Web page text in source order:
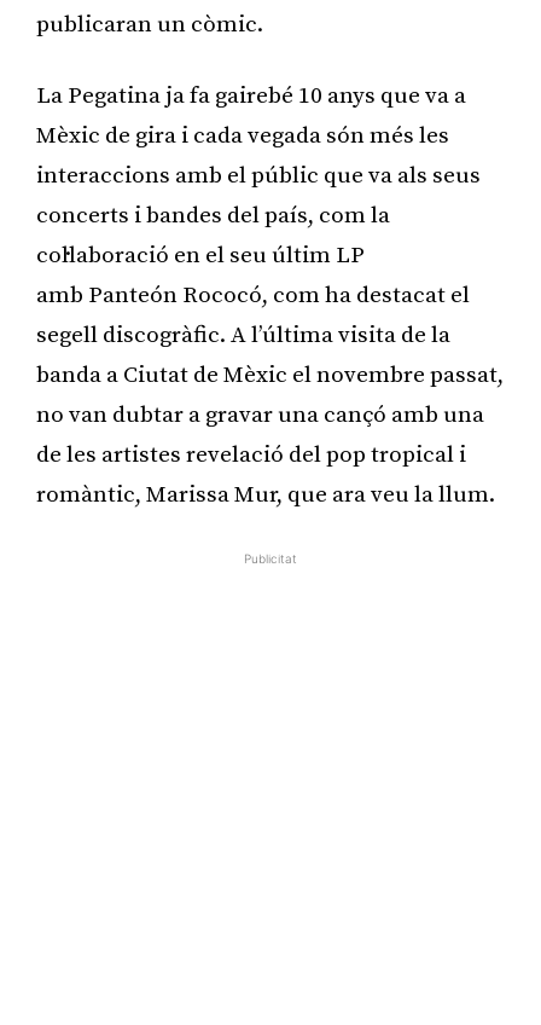
publicaran un còmic.
La Pegatina ja fa gairebé 10 anys que va a
Mèxic de gira i cada vegada són més les
interaccions amb el públic que va als seus
concerts i bandes del país, com la
col·laboració en el seu últim LP
amb Panteón Rococó, com ha destacat el
segell discogràfic. A l’última visita de la
banda a Ciutat de Mèxic el novembre passat,
no van dubtar a gravar una cançó amb una
de les artistes revelació del pop tropical i
romàntic, Marissa Mur, que ara veu la llum.
Publicitat